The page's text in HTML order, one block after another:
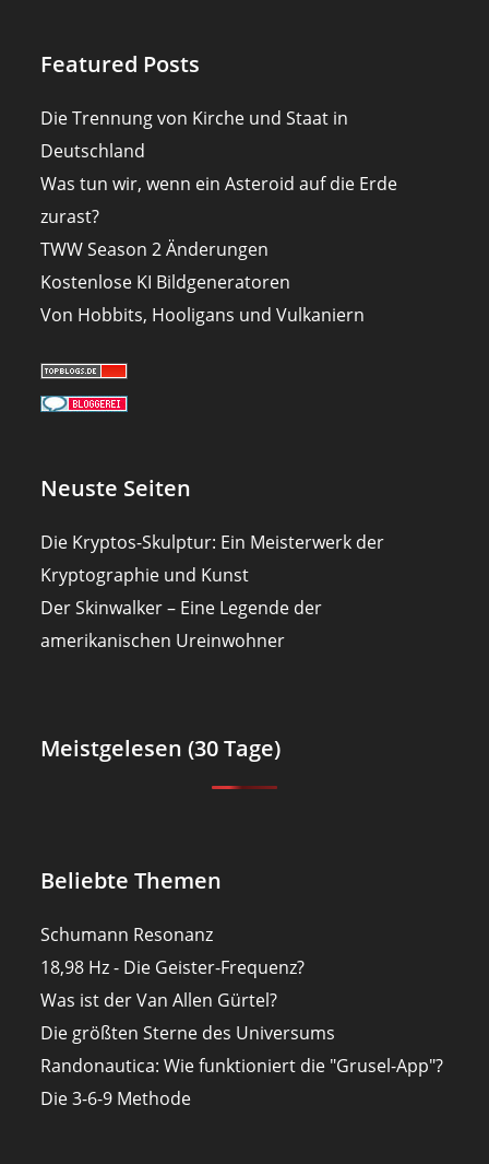
Featured Posts
Die Trennung von Kirche und Staat in
Deutschland
Was tun wir, wenn ein Asteroid auf die Erde
zurast?
TWW Season 2 Änderungen
Kostenlose KI Bildgeneratoren
Von Hobbits, Hooligans und Vulkaniern
Neuste Seiten
Die Kryptos-Skulptur: Ein Meisterwerk der
Kryptographie und Kunst
Der Skinwalker – Eine Legende der
amerikanischen Ureinwohner
Meistgelesen (30 Tage)
Beliebte Themen
Schumann Resonanz
18,98 Hz - Die Geister-Frequenz?
Was ist der Van Allen Gürtel?
Die größten Sterne des Universums
Randonautica: Wie funktioniert die "Grusel-App"?
Die 3-6-9 Methode